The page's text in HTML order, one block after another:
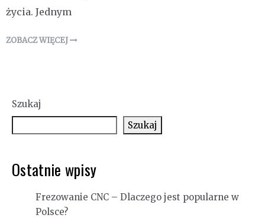
życia. Jednym
ZOBACZ WIĘCEJ
Szukaj
Szukaj
Ostatnie wpisy
Frezowanie CNC – Dlaczego jest popularne w
Polsce?